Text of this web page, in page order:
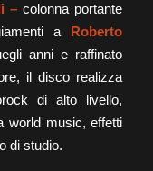
–colonna portante
a Roberto
anni e raffinato
il disco realizza
di alto livello,
world music, effetti
di studio.